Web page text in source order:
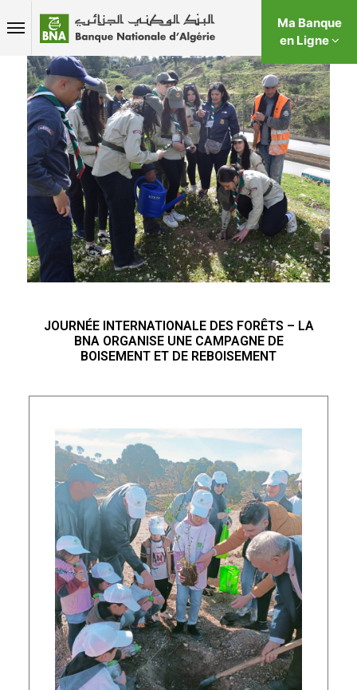
Ma Banque
en Ligne
JOURNÉE INTERNATIONALE DES FORÊTS – LA
BNA ORGANISE UNE CAMPAGNE DE
BOISEMENT ET DE REBOISEMENT